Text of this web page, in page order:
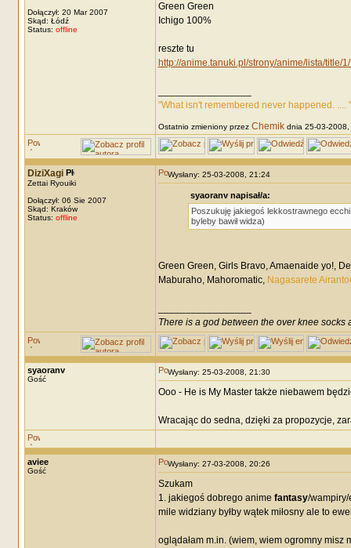
Dołączył: 20 Mar 2007
Skąd: Łódź
Status: offline
Green Green
Ichigo 100%
reszte tu
http://anime.tanuki.pl/strony/anime/lista/title/
"What isn't remembered never happened. .... "
Ostatnio zmieniony przez Chemikdnia 25-03-2008,
DiziXagi
Zettai Ryouiki
Dołączył: 06 Sie 2007
Skąd: Kraków
Status: offline
Wysłany: 25-03-2008, 21:24
syaoranv napisał/a:
Poszukuję jakiegoś lekkostrawnego
byleby bawił widza)
Green Green, Girls Bravo, Amaenaide yo!,
Maburaho, Mahoromatic, Nagasarete
There is a god between the over knee socks
syaoranv
Gość
Wysłany: 25-03-2008, 21:30
Ooo - He is My Master także niebawem
Wracając do sedna, dzięki za propozycje,
aviee
Gość
Wysłany: 27-03-2008, 20:26
Szukam
1. jakiegoś dobrego anime fantasy/
mile widziany byłby wątek miłosny ale to
oglądałam m.in. (wiem, wiem ogromny misz